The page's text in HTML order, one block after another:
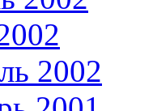
2002